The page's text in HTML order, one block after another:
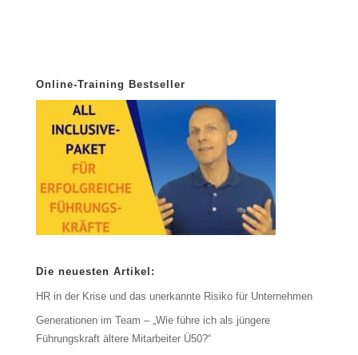
Online-Training Bestseller
Die neuesten Artikel:
HR in der Krise und das unerkannte Risiko für Unternehmen
Generationen im Team – „Wie führe ich als jüngere
Führungskraft ältere Mitarbeiter Ü50?“